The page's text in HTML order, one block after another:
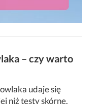
– czy warto
udaje się
niż testy skórne.